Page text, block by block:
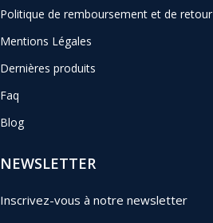
Politique de remboursement et de retour
Mentions Légales
Dernières produits
Faq
Blog
NEWSLETTER
Inscrivez-vous à notre newsletter